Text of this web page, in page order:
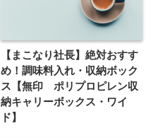
【まこなり社長】絶対おすす
め！調味料入れ・収納ボック
ス【無印 ポリプロピレン収
納キャリーボックス・ワイ
ド】